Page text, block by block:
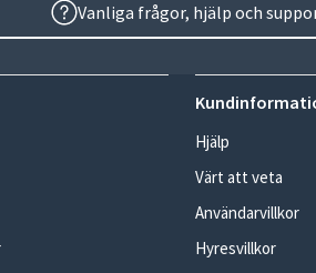
Vanliga frågor, hjälp och
Hjälp
Värt att veta
Användarvillkor
Hyresvillkor